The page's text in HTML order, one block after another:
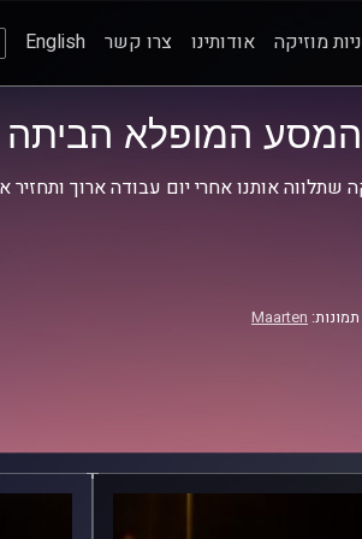
מוזיקה אודותינו צרו קשר English
המסע המופלא הביתה
שתלווה אותנו אחרי יום עבודה ארוך ותחזיר
Maarten